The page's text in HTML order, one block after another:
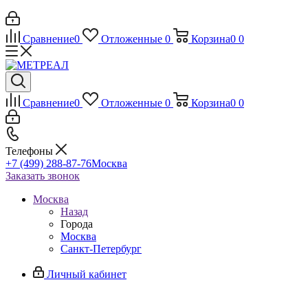
Сравнение0 Отложенные 0 Корзина0 0
Сравнение0 Отложенные 0 Корзина0 0
Телефоны
+7 (499) 288-87-76Москва
Заказать звонок
Москва
Назад
Города
Москва
Санкт-Петербург
Личный кабинет